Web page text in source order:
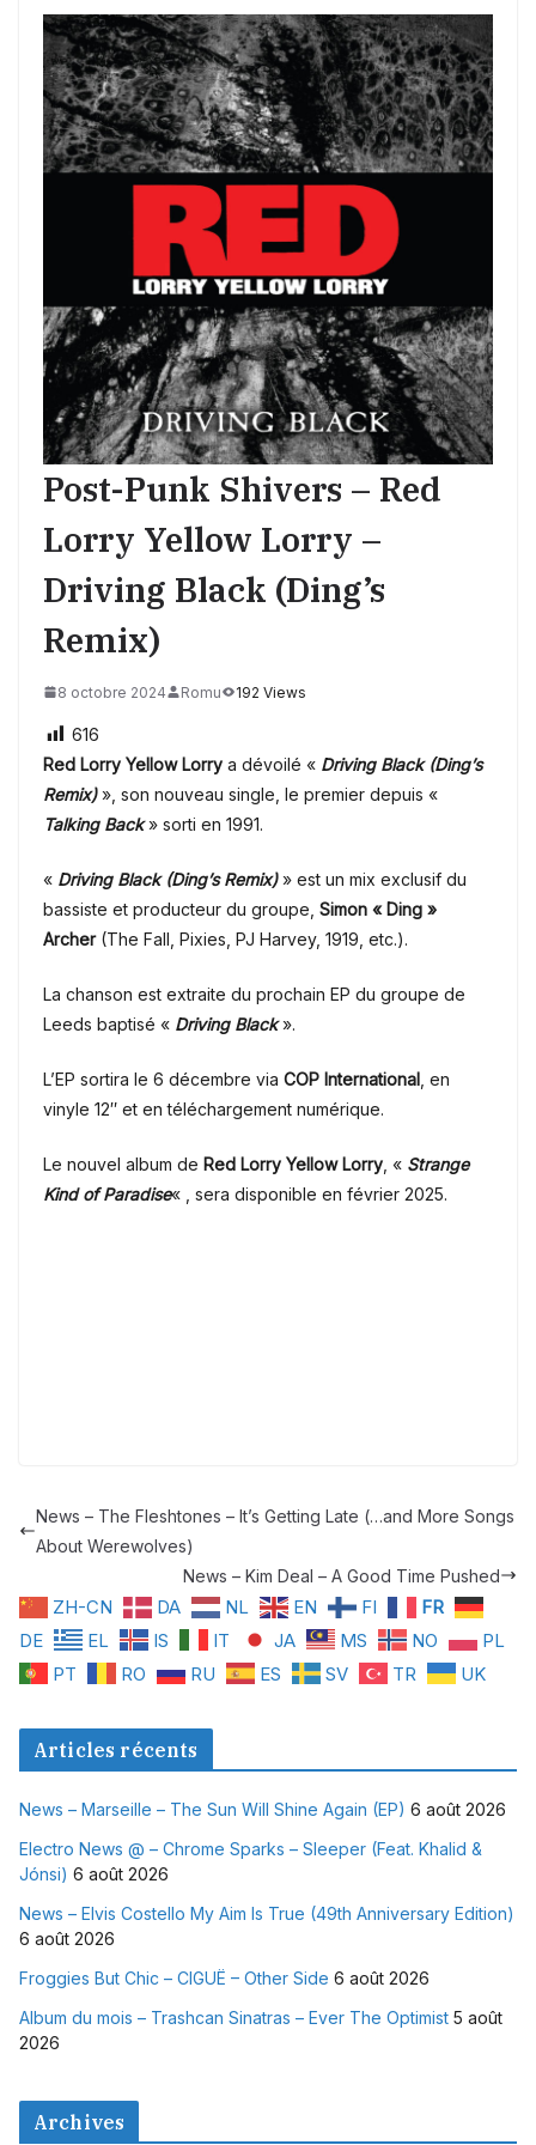
Post-Punk Shivers – Red
Lorry Yellow Lorry –
Driving Black (Ding’s
Remix)
8 octobre 2024 Romu 192 Views
616
Red Lorry Yellow Lorry a dévoilé « Driving Black (Ding’s
Remix)», son nouveau single, le premier depuis «
Talking Back» sorti en 1991.
« Driving Black (Ding’s Remix)» est un mix exclusif du
bassiste et producteur du groupe, Simon « Ding »
Archer(The Fall, Pixies, PJ Harvey, 1919, etc.).
La chanson est extraite du prochain EP du groupe de
Leeds baptisé « Driving Black».
L’EP sortira le 6 décembre via COP International , en
vinyle 12″ et en téléchargement numérique.
Le nouvel album de Red Lorry Yellow Lorry , « Strange
Kind of Paradise« , sera disponible en février 2025.
News – The Fleshtones – It​’​s Getting Late (​…​and More Songs
About Werewolves)
News – Kim Deal – A Good Time Pushed
ZH-CN DA NL EN FI
FR
DE
EL IS IT JA MS NO
PL
PT
RO RU ES SV TR UK
Articles récents
News – Marseille – The Sun Will Shine Again (EP) 6 août 2026
Electro News @ – Chrome Sparks – Sleeper (Feat. Khalid &
Jónsi) 6 août 2026
News – Elvis Costello My Aim Is True (49th Anniversary Edition)
6 août 2026
Froggies But Chic – CIGUË – Other Side 6 août 2026
Album du mois – Trashcan Sinatras – Ever The Optimist 5 août
2026
Archives